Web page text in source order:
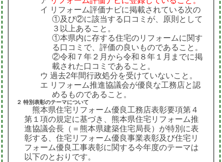
イ リフォーム評価ナビに掲載されている次の
①及び②に該当する口コミが、原則として
３以上あること。
①本県内に存する住宅のリフォームに関す
る口コミで、評価の良いものであること。
②令和７年２月から令和８年１月までに掲
載された口コミであること。
ウ 過去2年間行政処分を受けていないこと。
エ リフォーム推進協議会が優良な工務店と認
めるものであること。
２ 特別表彰のテーマについて
熊本県住宅リフォーム優良工務店表彰要項第４
第１項の規定に基づき、熊本県住宅リフォーム推
進協議会長（＝熊本県建築住宅局長）が特別に表
彰する、住宅リフォーム優良事業表彰及び住宅リ
フォーム優良工事表彰に関する今年度のテーマは
以下のとおりです。